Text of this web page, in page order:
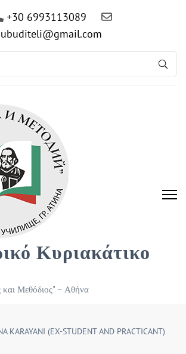
+30 6993113089
Κυριακάτικο
και Μεθόδιος" – Αθήνα
KARAYANI (EX-STUDENT AND PRACTICANT)